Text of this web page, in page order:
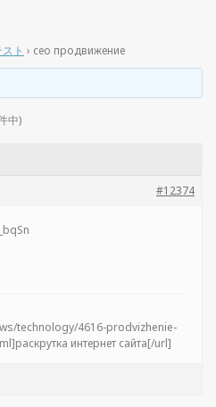
ト › сео продвижение
中)
#12374
technology/4616-prodvizhenie-
интернет сайта[/url]